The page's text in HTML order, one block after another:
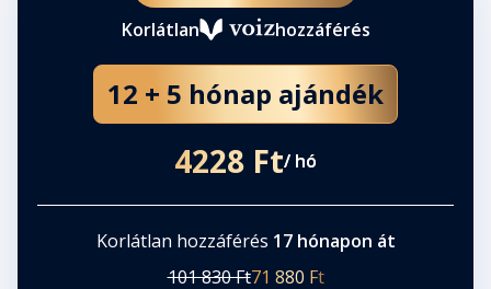
Korlátlan
hozzáférés
12 + 5 hónap ajándék
4228 Ft/ hó
Korlátlan hozzáférés 17 hónapon át
101 830 Ft71 880 Ft